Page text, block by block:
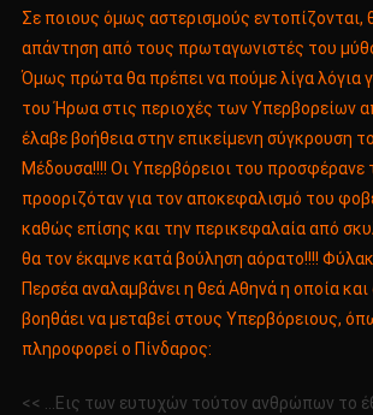
Σε ποιους όμως αστερισμούς εντοπίζονται,
απάντηση από τους πρωταγωνιστές του
Όμως πρώτα θα πρέπει να πούμε λίγα λόγια
του Ήρωα στις περιοχές των Υπερβορείων
έλαβε βοήθεια στην επικείμενη σύγκρουση
Μέδουσα!!!! Οι Υπερβόρειοι του προσφέρανε
προοριζόταν για τον αποκεφαλισμό του
καθώς επίσης και την περικεφαλαία από
θα τον έκαμνε κατά βούληση αόρατο!!!!
Περσέα αναλαμβάνει η θεά Αθηνά η οποία και
βοηθάει να μεταβεί στους Υπερβόρειους,
πληροφορεί ο Πίνδαρος:
<< …Εις των ευτυχών τούτον ανθρώπων το